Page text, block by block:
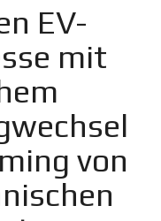
EV-
mit
von